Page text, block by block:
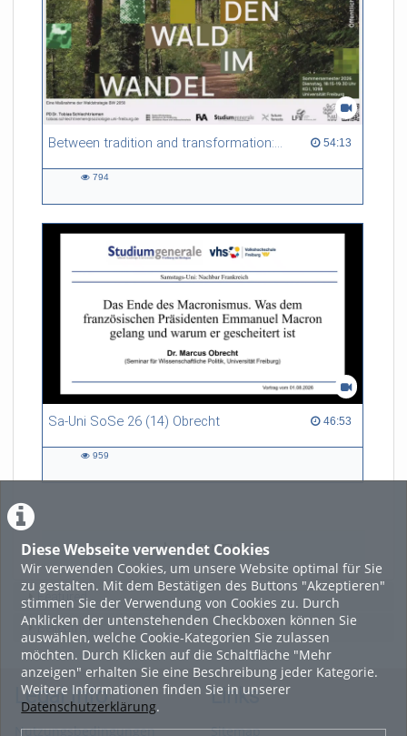
Diese Webseite verwendet Cookies
Wir verwenden Cookies, um unsere Website optimal für Sie
zu gestalten. Mit dem Bestätigen des Buttons "Akzeptieren"
stimmen Sie der Verwendung von Cookies zu. Durch
Anklicken der untenstehenden Checkboxen können Sie
auswählen, welche Cookie-Kategorien Sie zulassen
möchten. Durch Klicken auf die Schaltfläche "Mehr
anzeigen" erhalten Sie eine Beschreibung jeder Kategorie.
Weitere Informationen finden Sie in unserer
Datenschutzerklärung.
Between tradition and transformation: how owners, advisers and institutions co-create knowledge for resilient forests in Europe 54:13
54:13 duration
794
Sa-Uni SoSe 26 (14) Obrecht 46:53
46:53 duration
959
LADE MEHR
Featured
Beliebtheit
Legal Info
Nutzungsbedingungen
Links
Sitemap